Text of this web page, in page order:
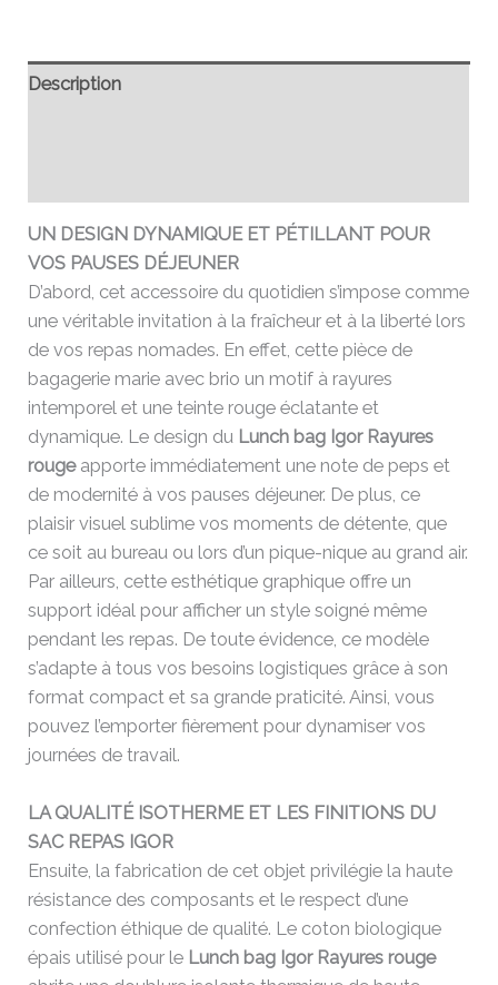
Description
UN DESIGN DYNAMIQUE ET PÉTILLANT POUR
VOS PAUSES DÉJEUNER
D’abord, cet accessoire du quotidien s’impose comme
une véritable invitation à la fraîcheur et à la liberté lors
de vos repas nomades. En effet, cette pièce de
bagagerie marie avec brio un motif à rayures
intemporel et une teinte rouge éclatante et
dynamique. Le design du Lunch bag Igor Rayures
rougeapporte immédiatement une note de peps et
de modernité à vos pauses déjeuner. De plus, ce
plaisir visuel sublime vos moments de détente, que
ce soit au bureau ou lors d’un pique-nique au grand air.
Par ailleurs, cette esthétique graphique offre un
support idéal pour afficher un style soigné même
pendant les repas. De toute évidence, ce modèle
s’adapte à tous vos besoins logistiques grâce à son
format compact et sa grande praticité. Ainsi, vous
pouvez l’emporter fièrement pour dynamiser vos
journées de travail.
LA QUALITÉ ISOTHERME ET LES FINITIONS DU
SAC REPAS IGOR
Ensuite, la fabrication de cet objet privilégie la haute
résistance des composants et le respect d’une
confection éthique de qualité. Le coton biologique
épais utilisé pour le Lunch bag Igor Rayures rouge